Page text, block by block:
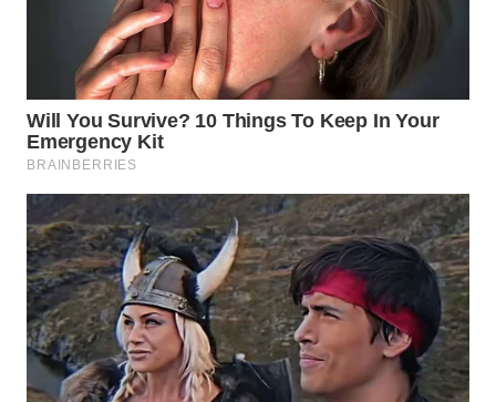
KARAWANG
WN
BEKASI
WN
BOGOR
WN
DEPOK
WN
TAPANULI